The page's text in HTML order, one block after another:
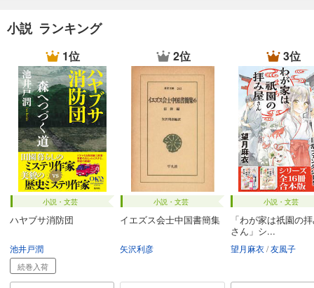
小説 ランキング
1位
小説・文芸
ハヤブサ消防団
池井戸潤
続巻入荷
2位
小説・文芸
イエズス会士中国書簡集
矢沢利彦
3位
小説・文芸
「わが家は祇園の
さん」シ...
望月麻衣 友風子